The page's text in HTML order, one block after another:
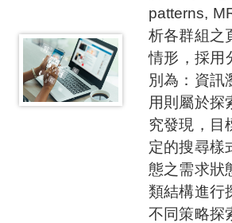
patterns,
析各群組之
情形，採用
別為：資訊
用則屬於探
究發現，目
定的搜尋樣
態之需求狀
類結構進行
不同策略探